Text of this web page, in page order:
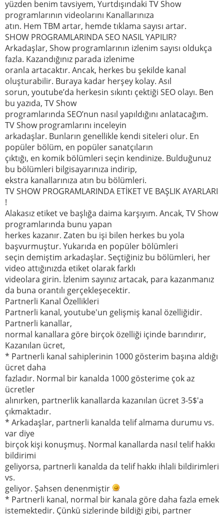
yüzden benim tavsiyem, Yurtdışındaki TV Show
programlarının videolarını Kanallarınıza
atın. Hem TBM artar, hemde tıklama sayısı artar.
SHOW PROGRAMLARINDA SEO NASIL YAPILIR?
Arkadaşlar, Show programlarının izlenim sayısı oldukça
fazla. Kazandığınız parada izlenime
oranla artacaktır. Ancak, herkes bu şekilde kanal
oluşturabilir. Buraya kadar herşey kolay. Asıl
sorun, youtube’da herkesin sıkıntı çektiği SEO olayı. Ben
bu yazıda, TV Show
programlarında SEO’nun nasıl yapıldığını anlatacağım.
TV Show programlarını inceleyin
arkadaşlar. Bunların genellikle kendi siteleri olur. En
popüler bölüm, en popüler sanatçıların
çıktığı, en komik bölümleri seçin kendinize. Bulduğunuz
bu bölümleri bilgisayarınıza indirip,
ekstra kanallarınıza atın bu bölümleri.
TV SHOW PROGRAMLARINDA ETİKET VE BAŞLIK AYARLARI
!
Alakasız etiket ve başlığa daima karşıyım. Ancak, TV Show
programlarında bunu yapan
herkes kazanır. Zaten bu işi bilen herkes bu yola
başvurmuştur. Yukarıda en popüler bölümleri
seçin demiştim arkadaşlar. Seçtiğiniz bu bölümleri, her
video attığınızda etiket olarak farklı
videolara girin. İzlenim sayınız artacak, para kazanmanız
da buna orantılı gerçekleşecektir.
Partnerli Kanal Özellikleri
Partnerli kanal, youtube'un gelişmiş kanal özelliğidir.
Partnerli kanallar,
normal kanallara göre birçok özelliği içinde barındırır,
Kazanılan ücret,
* Partnerli kanal sahiplerinin 1000 gösterim başına aldığı
ücret daha
fazladır. Normal bir kanalda 1000 gösterime çok az
ücretler
alınırken, partnerlik kanallarda kazanılan ücret 3-5$'a
çıkmaktadır.
* Arkadaşlar, partnerli kanalda telif almama durumu vs.
var diye
birçok kişi konuşmuş. Normal kanallarda nasıl telif hakkı
bildirimi
geliyorsa, partnerli kanalda da telif hakkı ihlali bildirimleri
vs.
geliyor. Şahsen denenmiştir
* Partnerli kanal, normal bir kanala göre daha fazla emek
istemektedir. Çünkü sizlerinde bildiği gibi, partner